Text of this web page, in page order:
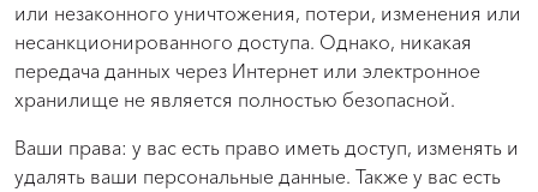
или незаконного уничтожения, потери, изменения или
несанкционированного доступа. Однако, никакая
передача данных через Интернет или электронное
хранилище не является полностью безопасной.
Ваши права: у вас есть право иметь доступ, изменять и
удалять ваши персональные данные. Также у вас есть